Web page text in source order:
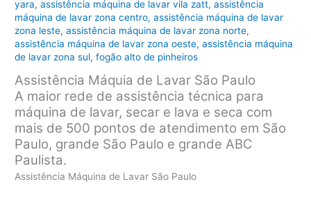
yara,assistência máquina de lavar vila zatt,assistência
máquina de lavar zona centro,assistência máquina de lavar
zona leste,assistência máquina de lavar zona norte,
assistência máquina de lavar zona oeste,assistência máquina
de lavar zona sul,fogão alto de pinheiros
Assistência Máquia de Lavar São Paulo
A maior rede de assistência técnica para
máquina de lavar, secar e lava e seca com
mais de 500 pontos de atendimento em São
Paulo, grande São Paulo e grande ABC
Paulista.
Assistência Máquina de Lavar São Paulo